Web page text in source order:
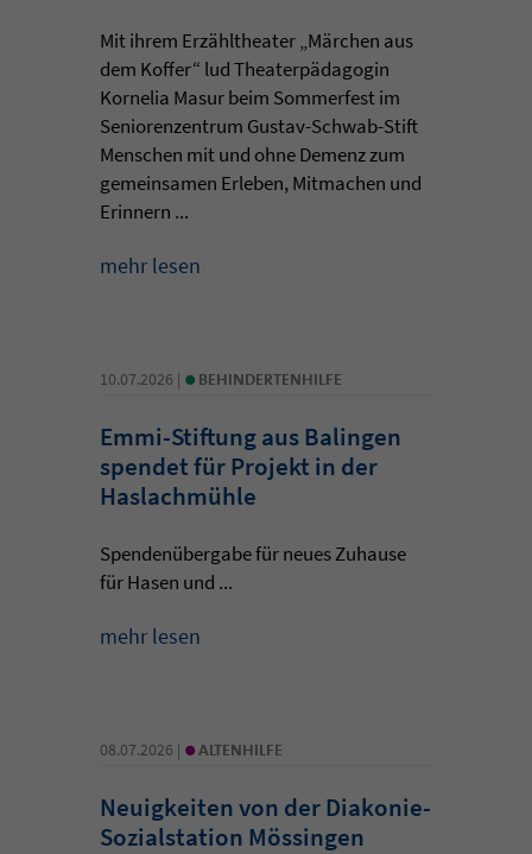
Mit ihrem Erzähltheater „Märchen aus
dem Koffer“ lud Theaterpädagogin
Kornelia Masur beim Sommerfest im
Seniorenzentrum Gustav-Schwab-Stift
Menschen mit und ohne Demenz zum
gemeinsamen Erleben, Mitmachen und
Erinnern ...
mehr lesen
10.07.2026 | • BEHINDERTENHILFE
Emmi-Stiftung aus Balingen
spendet für Projekt in der
Haslachmühle
Spendenübergabe für neues Zuhause
für Hasen und ...
mehr lesen
08.07.2026 | • ALTENHILFE
Neuigkeiten von der Diakonie-
Sozialstation Mössingen